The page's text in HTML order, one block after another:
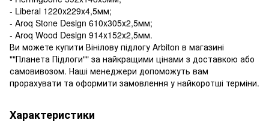
- Liberal 1220х229х4,5мм;
- Aroq Stone Design 610х305х2,5мм;
- Aroq Wood Design 914х152х2,5мм.
Ви можете купити Вінілову підлогу Arbiton в магазині
""Планета Підлоги"" за найкращими цінами з доставкою або
самовивозом. Наші менеджери допоможуть вам
прорахувати та оформити замовлення у найкоротші терміни.
Характеристики